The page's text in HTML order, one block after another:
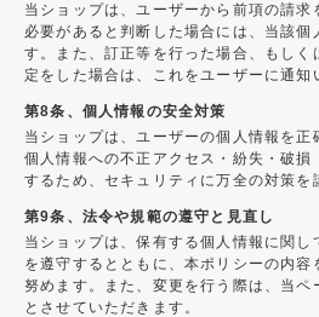
当ショップは、ユーザーから前項の請求
必要があると判断した場合には、当該個
す。また、訂正等を行った場合、もしく
定をした場合は、これをユーザーに通知
第8条、個人情報の安全対策
当ショップは、ユーザーの個人情報を正
個人情報への不正アクセス・紛失・破損
するため、セキュリティに万全の対策を
第9条、法令や規範の遵守と見直し
当ショップは、保有する個人情報に関
を遵守するとともに、本ポリシーの内容
努めます。また、変更を行う際は、当ペ
とさせていただきます。